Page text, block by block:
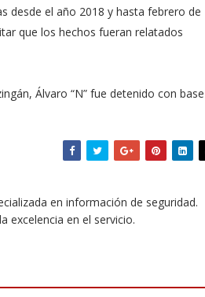
desde el año 2018 y hasta febrero de
que los hechos fueran relatados
Álvaro “N” fue detenido con base
en información de seguridad.
excelencia en el servicio.